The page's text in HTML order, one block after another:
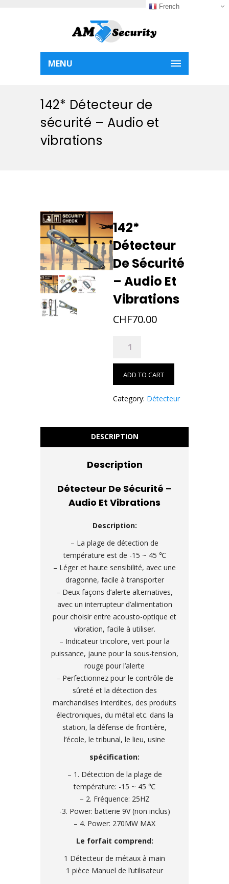
MENU
142* Détecteur de
sécurité – Audio et
vibrations
142*
Détecteur
De Sécurité
– Audio Et
Vibrations
CHF70.00
Détecteur
de
sécurité
Audio
vibrations
quantity
ADD TO CART
Category: Détecteur
DESCRIPTION
Description
Détecteur De Sécurité –
Audio Et Vibrations
Description:
– La plage de détection de
température est de -15 ~ 45 ℃
– Léger et haute sensibilité, avec une
dragonne, facile à transporter
– Deux façons d’alerte alternatives,
avec un interrupteur d’alimentation
pour choisir entre acousto-optique et
vibration, facile à utiliser.
– Indicateur tricolore, vert pour la
puissance, jaune pour la sous-tension,
rouge pour l’alerte
– Perfectionnez pour le contrôle de
sûreté et la détection des
marchandises interdites, des produits
électroniques, du métal etc. dans la
station, la défense de frontière,
l’école, le tribunal, le lieu, usine
spécification:
– 1. Détection de la plage de
température: -15 ~ 45 ℃
– 2. Fréquence: 25HZ
-3. Power: batterie 9V (non inclus)
– 4. Power: 270MW MAX
Le forfait comprend:
1 Détecteur de métaux à main
1 pièce Manuel de l’utilisateur
French